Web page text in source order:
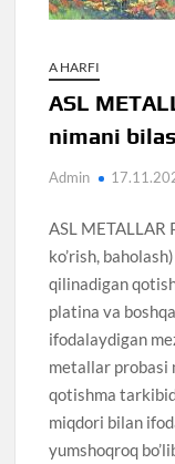
A HARFI
ASL
nimani
Admin
ASL
ko’rish,
qilinadigan
platina va
ifodalaydigan
metallar probasi
qotishma
miqdori bilan
yumshoqroq